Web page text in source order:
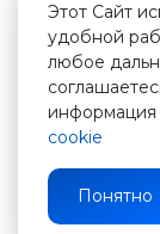
Этот Сайт
удобной
любое
информация
cookie
Понятно